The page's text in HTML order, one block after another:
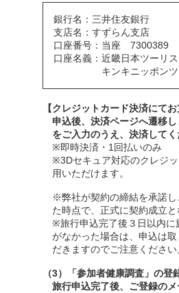
銀行名：三井住友銀行
支店名：すずらん支店
口座番号：当座 7300389
口座名義：近畿日本ツーリ
キンキニッポンツー
【クレジットカード決済にてお
申込後、決済ページへ遷移
をご入力のうえ、決済してく
※即時決済・1回払いのみ
※3Dセキュア対応のクレジッ
用いただけます。
※弊社が契約の締結を承諾し
た時点で、正式に契約成立と
※旅行申込完了後３日以内に
がなかった場合は、申込は
だきますのでご注意ください
（3）「参加者健康調査」の登
旅行申込完了後、ご登録の